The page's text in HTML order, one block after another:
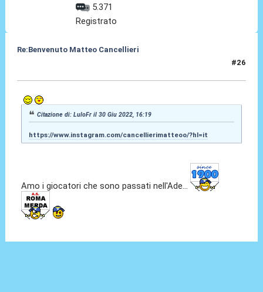
5.371
Registrato
Re:Benvenuto Matteo Cancellieri
#26
Citazione di: LuloFr il 30 Giu 2022, 16:19
https://www.instagram.com/cancellierimatteoo/?hl=it
Amo i giocatori che sono passati nell'Ade...